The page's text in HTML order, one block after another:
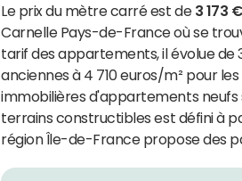
Le prix du mètre carré est de 3 173
Carnelle Pays-de-France où se
tarif des appartements, il évolue de
anciennes à 4 710 euros/m² pour
immobilières d'appartements neufs
terrains constructibles est défini à
région Île-de-France propose des